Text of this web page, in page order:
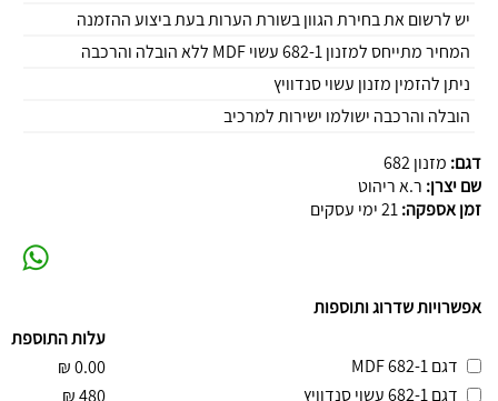
יש לרשום את בחירת הגוון בשורת הערות בעת ביצוע ההזמנה
המחיר מתייחס למזנון 682-1 עשוי MDF ללא הובלה והרכבה
ניתן להזמין מזנון עשוי סנדוויץ
הובלה והרכבה ישולמו ישירות למרכיב
דגם: מזנון 682
שם יצרן: ר.א ריהוט
זמן אספקה:21 ימי עסקים
אפשרויות שדרוג ותוספות
עלות התוספת
דגם 682-1 MDF
0.00
₪
דגם 682-1 עשוי סנדוויץ
480
₪